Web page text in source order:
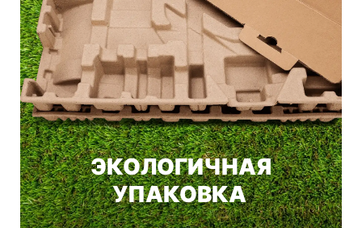
ЭКОЛОГИЧНАЯ
УПАКОВКА